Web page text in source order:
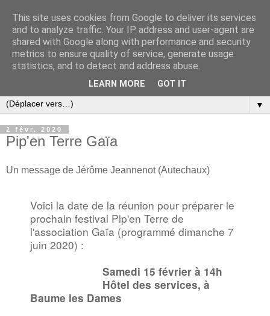
▼
2 févr. 2020
Pip'en Terre Gaïa
Un message de Jérôme Jeannenot (Autechaux)
Voici la date de la réunion pour préparer le
prochain festival Pip'en Terre de
l'association Gaïa (programmé dimanche 7
juin 2020) :
Samedi 15 février à 14h
Hôtel des services, à
Baume les Dames
This site uses cookies from Google to deliver its services
and to analyze traffic. Your IP address and user-agent are
shared with Google along with performance and security
metrics to ensure quality of service, generate usage
statistics, and to detect and address abuse.
LEARN MORE GOT IT